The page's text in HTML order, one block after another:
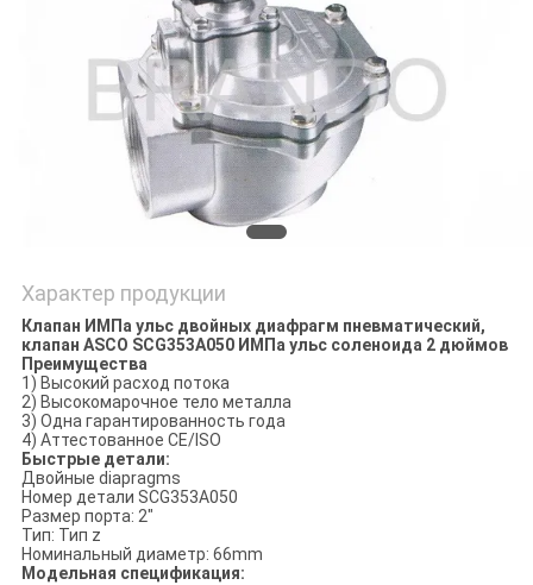
Характер продукции
Клапан ИМПа ульс двойных диафрагм пневматический,
клапан ASCO SCG353A050 ИМПа ульс соленоида 2 дюймов
Преимущества
1) Высокий расход потока
2) Высокомарочное тело металла
3) Одна гарантированность года
4) Аттестованное CE/ISO
Быстрые детали:
Двойные diapragms
Номер детали SCG353A050
Размер порта: 2"
Тип: Тип z
Номинальный диаметр: 66mm
Модельная спецификация: